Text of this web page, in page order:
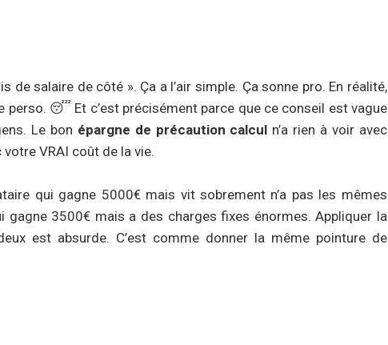
salaire de côté ». Ça a l’air simple. Ça sonne pro. En réalité,
perso. 😴 Et c’est précisément parce que ce conseil est vague
Le bon épargne de précaution calcul n’a rien à voir avec
VRAI coût de la vie.
qui gagne 5000€ mais vit sobrement n’a pas les mêmes
gagne 3500€ mais a des charges fixes énormes. Appliquer la
est absurde. C’est comme donner la même pointure de